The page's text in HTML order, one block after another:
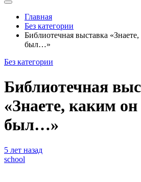
Главная
Без категории
Библиотечная выставка
был…»
Без категории
Библиотечная
«Знаете, каким
был…»
5 лет назад
school